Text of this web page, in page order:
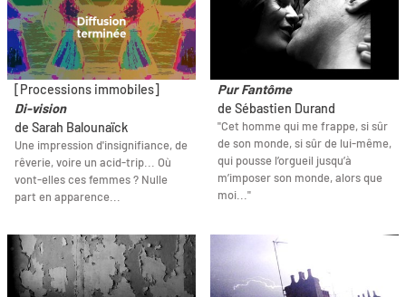
[Processions immobiles]
Di-vision
de Sarah Balounaïck
Une impression d'insignifiance, de
rêverie, voire un acid-trip... Où
vont-elles ces femmes ? Nulle
part en apparence...
Pur Fantôme
de Sébastien Durand
"Cet homme qui me frappe, si sûr
de son monde, si sûr de lui-même,
qui pousse l’orgueil jusqu’à
m’imposer son monde, alors que
moi..."